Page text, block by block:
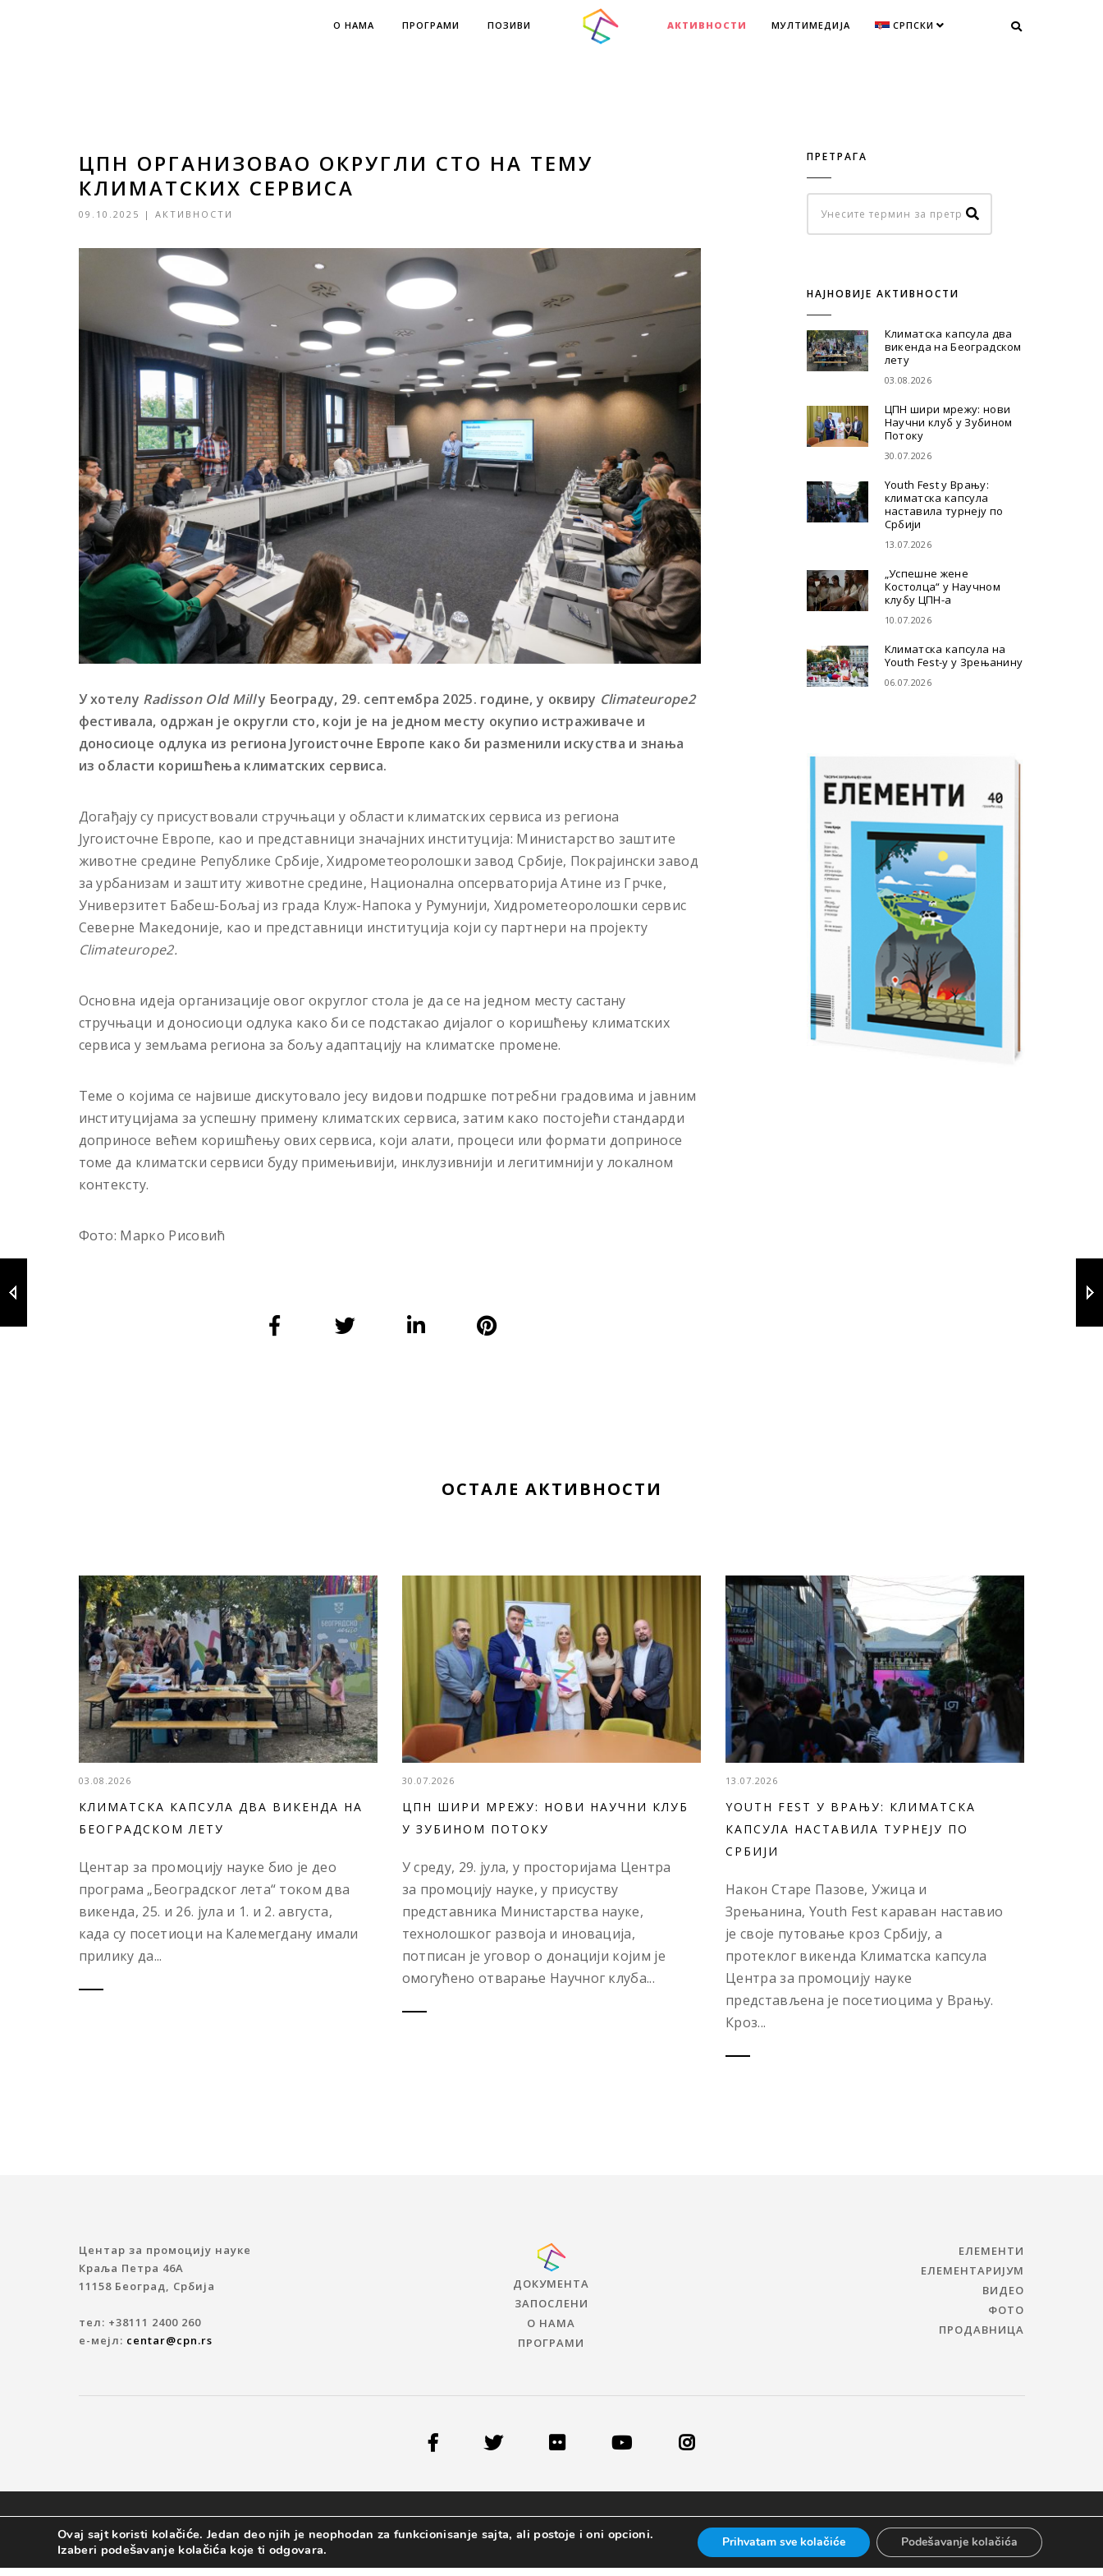
О НАМА ПРОГРАМИ ПОЗИВИ АКТИВНОСТИ МУЛТИМЕДИЈА СРПСКИ
ЦПН ОРГАНИЗОВАО ОКРУГЛИ СТО НА ТЕМУ
КЛИМАТСКИХ СЕРВИСА
09.10.2025 | АКТИВНОСТИ
У хотелу Radisson Old Millу Београду, 29. септембра 2025. године, у оквиру Climateurope2
фестивала, одржан је округли сто, који је на једном месту окупио истраживаче и
доносиоце одлука из региона Југоисточне Европе како би разменили искуства и знања
из области коришћења климатских сервиса.
Догађају су присуствовали стручњаци у области климатских сервиса из региона
Југоисточне Европе, као и представници значајних институција: Министарство заштите
животне средине Републике Србије, Хидрометеоролошки завод Србије, Покрајински завод
за урбанизам и заштиту животне средине, Национална опсерваторија Атине из Грчке,
Универзитет Бабеш-Бољај из града Клуж-Напока у Румунији, Хидрометеоролошки сервис
Северне Македоније, као и представници институција који су партнери на пројекту
Climateurope2.
Основна идеја организације овог округлог стола је да се на једном месту састану
стручњаци и доносиоци одлука како би се подстакао дијалог о коришћењу климатских
сервиса у земљама региона за бољу адаптацију на климатске промене.
Теме о којима се највише дискутовало јесу видови подршке потребни градовима и јавним
институцијама за успешну примену климатских сервиса, затим како постојећи стандарди
доприносе већем коришћењу ових сервиса, који алати, процеси или формати доприносе
томе да климатски сервиси буду примењивији, инклузивнији и легитимнији у локалном
контексту.
Фото: Марко Рисовић
ПРЕТРАГА
НАЈНОВИЈЕ АКТИВНОСТИ
Климатска капсула два
викенда на Београдском
лету
03.08.2026
ЦПН шири мрежу: нови
Научни клуб у Зубином
Потоку
30.07.2026
Youth Fest у Врању:
климатска капсула
наставила турнеју по
Србији
13.07.2026
„Успешне жене
Костолца“ у Научном
клубу ЦПН-а
10.07.2026
Климатска капсула на
Youth Fest-у у Зрењанину
06.07.2026
ОСТАЛЕ АКТИВНОСТИ
03.08.2026
КЛИМАТСКА КАПСУЛА ДВА ВИКЕНДА НА
БЕОГРАДСКОМ ЛЕТУ
Центар за промоцију науке био је део
програма „Београдског лета“ током два
викенда, 25. и 26. јула и 1. и 2. августа,
када су посетиоци на Калемегдану имали
прилику да...
30.07.2026
ЦПН ШИРИ МРЕЖУ: НОВИ НАУЧНИ КЛУБ
У ЗУБИНОМ ПОТОКУ
У среду, 29. јула, у просторијама Центра
за промоцију науке, у присуству
представника Министарства науке,
технолошког развоја и иновација,
потписан је уговор о донацији којим је
омогућено отварање Научног клуба...
13.07.2026
YOUTH FEST У ВРАЊУ: КЛИМАТСКА
КАПСУЛА НАСТАВИЛА ТУРНЕЈУ ПО
СРБИЈИ
Након Старе Пазове, Ужица и
Зрењанина, Youth Fest караван наставио
је своје путовање кроз Србију, а
протеклог викенда Климатска капсула
Центра за промоцију науке
представљена је посетиоцима у Врању.
Кроз...
Центар за промоцију науке
Краља Петра 46A
11158 Београд, Србија
тел: +38111 2400 260
е-мејл: centar@cpn.rs
ДОКУМЕНТА
ЗАПОСЛЕНИ
О НАМА
ПРОГРАМИ
ЕЛЕМЕНТИ
ЕЛЕМЕНТАРИЈУМ
ВИДЕО
ФОТО
ПРОДАВНИЦА
© 2019 ЦЕНТАР ЗА ПРОМОЦИЈУ НАУКЕ
Ovaj sajt koristi kolačiće. Jedan deo njih je neophodan za funkcionisanje sajta, ali postoje i oni opcioni.
Izaberi podešavanje kolačića koje ti odgovara.
Prihvatam sve kolačiće Podešavanje kolačića